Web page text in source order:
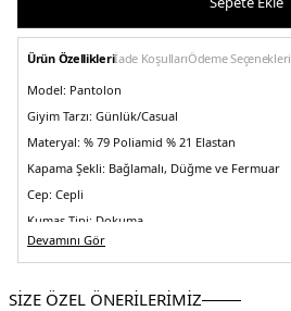
Ürün Özellikleriİade KoşullarıÖdeme Seçenekleri
Model: Pantolon
Giyim Tarzı: Günlük/Casual
Materyal: % 79 Poliamid % 21 Elastan
Kapama Şekli: Bağlamalı, Düğme ve Fermuar
Cep: Cepli
Kumaş Tipi: Dokuma
Bel:Normal Bel
Paça Tipi:
Düz Paça
Devamını Gör
SİZE ÖZEL ÖNERİLERİMİZ